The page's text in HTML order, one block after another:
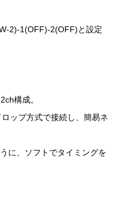
2)-1(OFF)-2(OFF)と設定
構成。
ップ方式で接続し、簡易ネ
に、ソフトでタイミングを